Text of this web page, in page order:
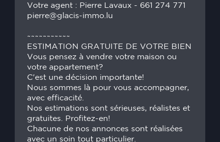
Votre agent : Pierre Lavaux - 661 274 771
pierre@glacis-immo.lu
~~~~~~~~~~~
ESTIMATION GRATUITE DE VOTRE BIEN
Vous pensez à vendre votre maison ou
votre appartement?
C'est une décision importante!
Nous sommes là pour vous accompagner,
avec efficacité.
Nos estimations sont sérieuses, réalistes et
gratuites. Profitez-en!
Chacune de nos annonces sont réalisées
avec un soin tout particulier.